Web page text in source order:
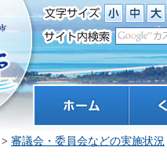
> 審議会・委員会などの実施状況